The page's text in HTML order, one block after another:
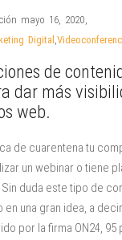
mayo 16, 2020,
Digital ,
de
dar más
web.
de cuarentena tu
un webinar o tiene
duda este tipo de
en una gran idea, a
por la firma ON24, 95